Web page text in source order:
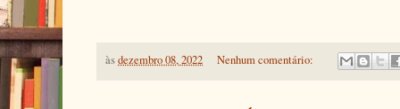
àsdezembro 08, 2022 Nenhum comentário: